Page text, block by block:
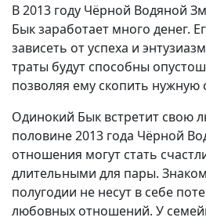
В 2013 году Чёрной Водяной
Бык заработает много денег.
зависеть от успеха и
траты будут способны
позволяя ему скопить нужную
Одинокий Бык встретит свою
половине 2013 года Чёрной
отношения могут стать
длительными для пары.
полугодии не несут в себе
любовных отношений. У